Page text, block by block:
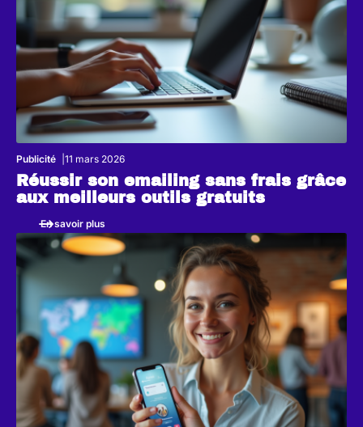
Publicité 11 mars 2026
Réussir son emailing sans frais grâce
aux meilleurs outils gratuits
En savoir plus